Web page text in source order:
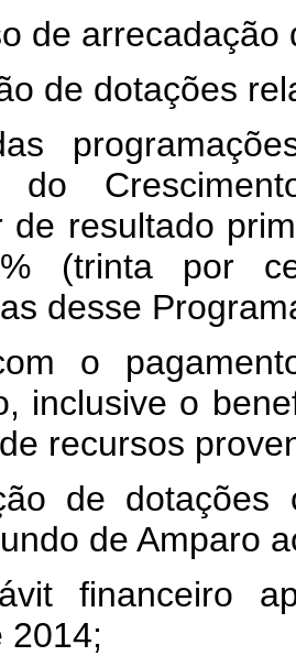
de arrecadação
de dotações
do
de resultado
(trinta por
desse
o
inclusive o
recursos
de dotações
de Amparo
financeiro
2014;